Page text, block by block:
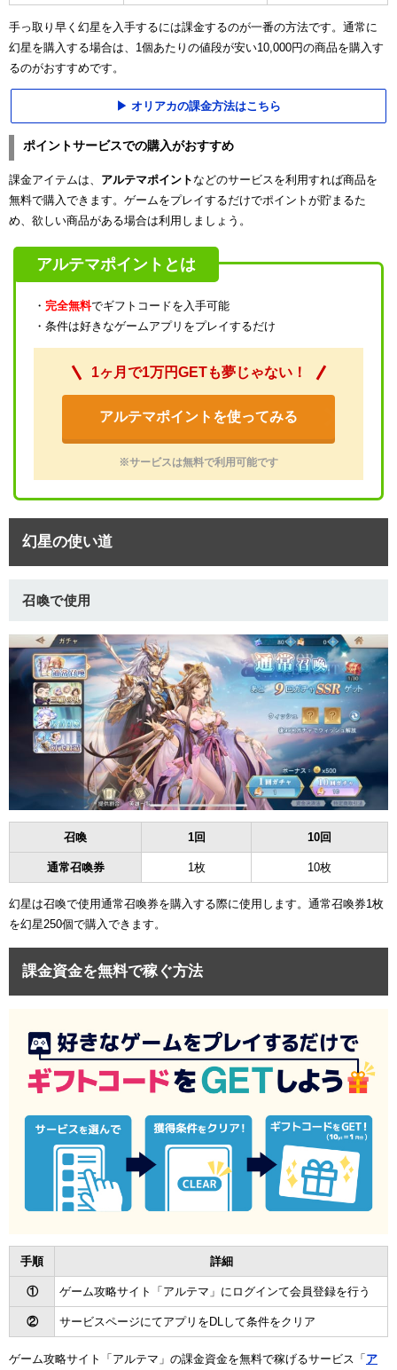
手っ取り早く幻星を入手するには課金するのが一番の方法です。通常に
幻星を購入する場合は、1個あたりの値段が安い10,000円の商品を購入す
るのがおすすめです。
オリアカの課金方法はこちら
ポイントサービスでの購入がおすすめ
課金アイテムは、 アルテマポイントなどのサービスを利用すれば商品を
無料で購入できます。ゲームをプレイするだけでポイントが貯まるた
め、欲しい商品がある場合は利用しましょう。
アルテマポイントとは
・ 完全無料でギフトコードを入手可能
・条件は好きなゲームアプリをプレイするだけ
1ヶ月で1万円GETも夢じゃない！
アルテマポイントを使ってみる
※サービスは無料で利用可能です
幻星の使い道
召喚で使用
召喚 1回 10回
通常召喚券 1枚 10枚
幻星は召喚で使用通常召喚券を購入する際に使用します。通常召喚券1枚
を幻星250個で購入できます。
課金資金を無料で稼ぐ方法
手順 詳細
① ゲーム攻略サイト「アルテマ」にログインて会員登録を行う
② サービスページにてアプリをDLして条件をクリア
ゲーム攻略サイト「アルテマ」の課金資金を無料で稼げるサービス「 ア